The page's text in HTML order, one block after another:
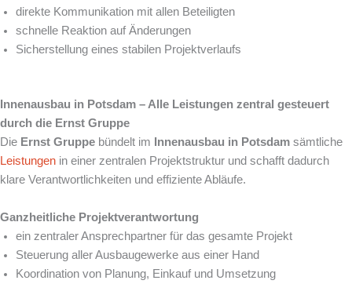
direkte Kommunikation mit allen Beteiligten
schnelle Reaktion auf Änderungen
Sicherstellung eines stabilen Projektverlaufs
Innenausbau in Potsdam – Alle Leistungen zentral gesteuert
durch die Ernst Gruppe
Die Ernst Gruppe bündelt im Innenausbau in Potsdam sämtliche
Leistungen in einer zentralen Projektstruktur und schafft dadurch
klare Verantwortlichkeiten und effiziente Abläufe.
Ganzheitliche Projektverantwortung
ein zentraler Ansprechpartner für das gesamte Projekt
Steuerung aller Ausbaugewerke aus einer Hand
Koordination von Planung, Einkauf und Umsetzung